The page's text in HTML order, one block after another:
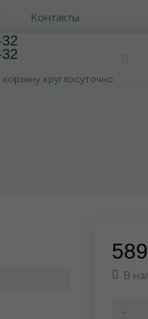
Контакты
круглосуточно
В
-